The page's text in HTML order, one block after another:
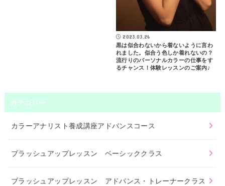
2023.03.26
黒は似合わないから着ないように言わ
れました。似合う色しか着れないの？
流行りのパーソナルカラーの仕事をす
るチャンス！体験レッスンのご案内♪
カテゴリー
カラーアナリスト養成講座アドバンスコース
ブラッシュアップレッスン ベーシッククラス
ブラッシュアップレッスン アドバンス・トレーナークラス